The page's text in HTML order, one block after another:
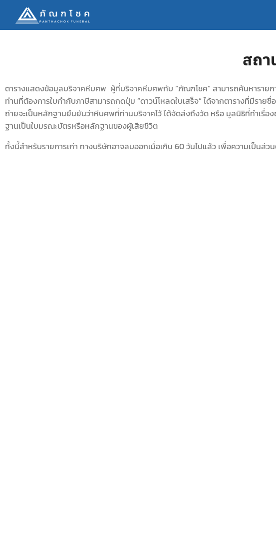
สถา
ตารางแสดงข้อมูลบริจาคหีบศพ ผู้ที่บริจาคหีบศพกับ “ภัณฑโชค” สามารถค้นหารายก
ท่านที่ต้องการใบกำกับภาษีสามารถกดปุ่ม “ดาวน์โหลดใบเสร็จ” ได้จากตารางที่มีร
ถ่ายจะเป็นหลักฐานยืนยันว่าหีบศพที่ท่านบริจาคไว้ ได้จัดส่งถึงวัด หรือ มูลนิธิที่ทำเรื่อ
ฐานเป็นใบมรณะบัตรหรือหลักฐานของผู้เสียชีวิต
ทั้งนี้สำหรับรายการเก่า ทางบริษัทอาจลบออกเมื่อเกิน 60 วันไปแล้ว เพื่อความเป็นส่